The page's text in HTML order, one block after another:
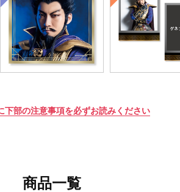
全16種
全16種
下部の注意事項を必ずお読みください
商品一覧